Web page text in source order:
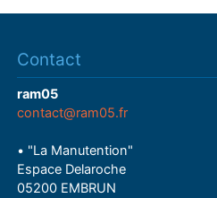
Contact
ram05
contact@ram05.fr
• "La Manutention"
Espace Delaroche
05200 EMBRUN